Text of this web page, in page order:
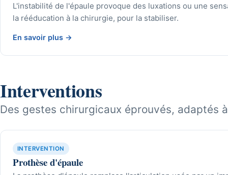
L'instabilité de l'épaule provoque des luxations ou une
la rééducation à la chirurgie, pour la stabiliser.
En savoir plus →
Interventions
Des gestes chirurgicaux éprouvés, adaptés
INTERVENTION
Prothèse d'épaule